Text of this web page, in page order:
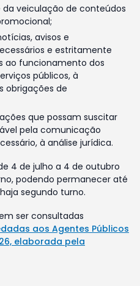
veiculação de conteúdos
avisos e
e estritamente
ao funcionamento dos
públicos, à
obrigações de
que possam suscitar
pela comunicação
à análise jurídica.
4 de julho a 4 de outubro
podendo permanecer até
segundo turno.
ser consultadas
aos Agentes Públicos
elaborada pela